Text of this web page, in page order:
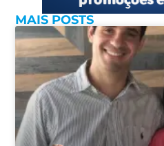
MAIS POSTS